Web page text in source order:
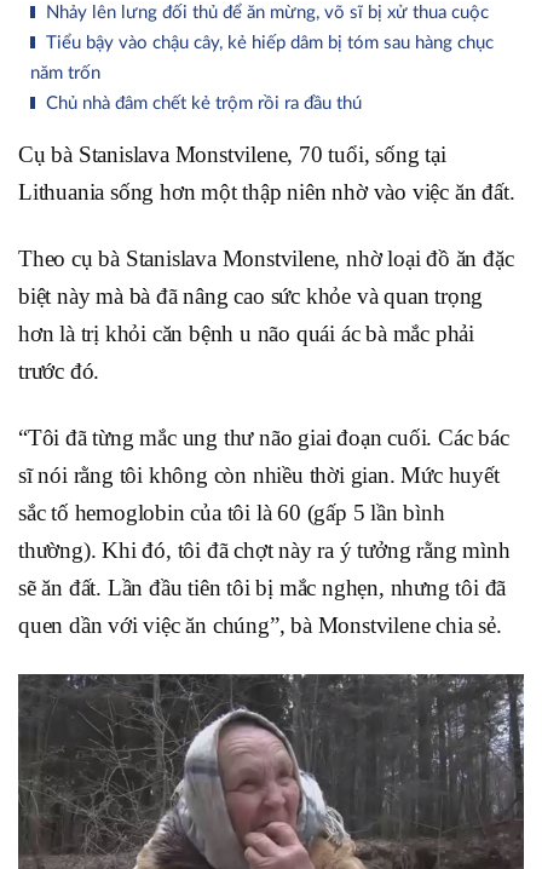
Nhảy lên lưng đối thủ để ăn mừng, võ sĩ bị xử thua cuộc
Tiểu bậy vào chậu cây, kẻ hiếp dâm bị tóm sau hàng chục
năm trốn
Chủ nhà đâm chết kẻ trộm rồi ra đầu thú
Cụ bà Stanislava Monstvilene, 70 tuổi, sống tại
Lithuania sống hơn một thập niên nhờ vào việc ăn đất.
Theo cụ bà Stanislava Monstvilene, nhờ loại đồ ăn đặc
biệt này mà bà đã nâng cao sức khỏe và quan trọng
hơn là trị khỏi căn bệnh u não quái ác bà mắc phải
trước đó.
“Tôi đã từng mắc ung thư não giai đoạn cuối. Các bác
sĩ nói rằng tôi không còn nhiều thời gian. Mức huyết
sắc tố hemoglobin của tôi là 60 (gấp 5 lần bình
thường). Khi đó, tôi đã chợt này ra ý tưởng rằng mình
sẽ ăn đất. Lần đầu tiên tôi bị mắc nghẹn, nhưng tôi đã
quen dần với việc ăn chúng”, bà Monstvilene chia sẻ.